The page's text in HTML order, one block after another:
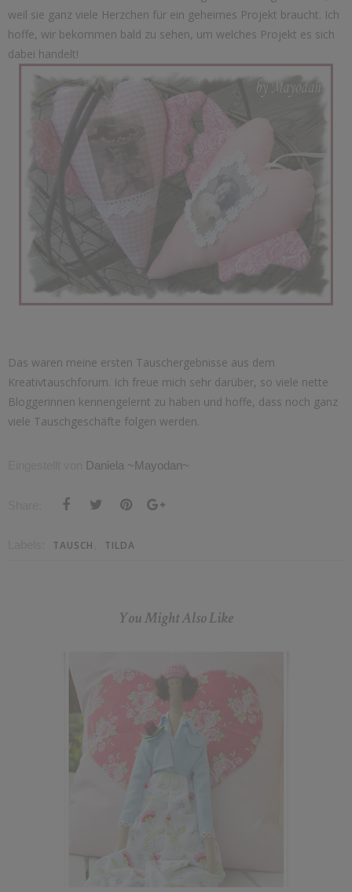
weil sie ganz viele Herzchen für ein geheimes Projekt braucht. Ich
hoffe, wir bekommen bald zu sehen, um welches Projekt es sich
dabei handelt!
Das waren meine ersten Tauschergebnisse aus dem
Kreativtauschforum. Ich freue mich sehr darüber, so viele nette
Bloggerinnen kennengelernt zu haben und hoffe, dass noch ganz
viele Tauschgeschäfte folgen werden.
Daniela ~Mayodan~
TAUSCH TILDA
You Might Also Like